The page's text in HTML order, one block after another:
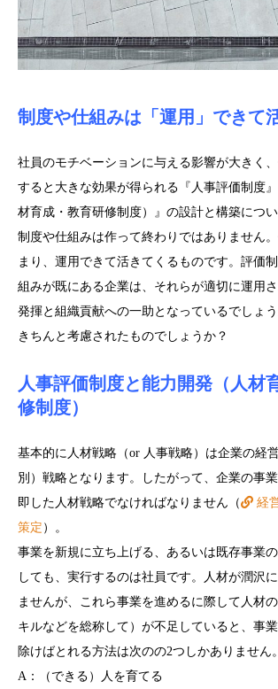
制度や仕組みは「運用」できて
社員のモチベーションに与える影響が大きく
すると大きな効果が得られる『人事評価制度
材育成・教育研修制度）』の設計と構築につい
制度や仕組みは作って終わりではありません
まり、運用できて活きてくるものです。評価
組みが既にある企業は、それらが適切に運用
発揮と組織貢献への一助となっているでしょ
きちんと考慮されたものでしょうか？
人事評価制度と能力開発（人材
修制度）
基本的に人材戦略（or 人事戦略）は企業の経
別）戦略となります。したがって、企業の事
即した人材戦略でなければなりません（
経
策定 ）。
事業を新規に立ち上げる、あるいは既存事業
しても、実行するのは社員です。人材が潤沢
ませんが、これら事業を進めるに際して人材
キルなどを総称して）が不足していると、事
除けばとれる方法は次のの2つしかありません。
A：（できる）人を育てる